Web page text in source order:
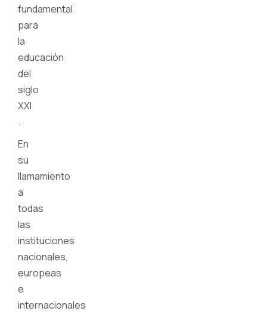
fundamental
para
la
educación
del
siglo
XXI
.
En
su
llamamiento
a
todas
las
instituciones
nacionales,
europeas
e
internacionales